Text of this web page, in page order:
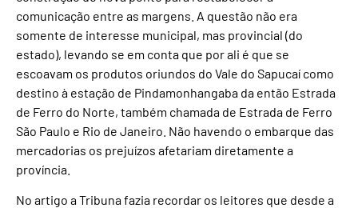
comunicação entre as margens. A questão não era
somente de interesse municipal, mas provincial (do
estado), levando se em conta que por ali é que se
escoavam os produtos oriundos do Vale do Sapucaí como
destino à estação de Pindamonhangaba da então Estrada
de Ferro do Norte, também chamada de Estrada de Ferro
São Paulo e Rio de Janeiro. Não havendo o embarque das
mercadorias os prejuízos afetariam diretamente a
província.
No artigo a Tribuna fazia recordar os leitores que desde a